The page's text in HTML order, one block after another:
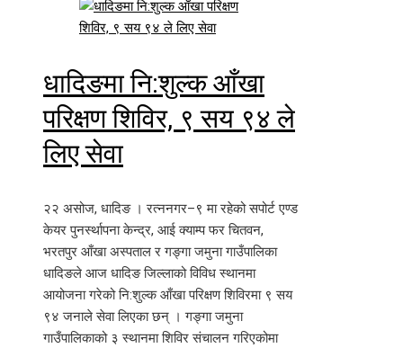
धादिङमा नि:शुल्क आँखा
परिक्षण शिविर, ९ सय ९४ ले
लिए सेवा
२२ असोज, धादिङ । रत्ननगर–९ मा रहेको सपोर्ट एण्ड
केयर पुनर्स्थापना केन्द्र, आई क्याम्प फर चितवन,
भरतपुर आँखा अस्पताल र गङ्गा जमुना गाउँपालिका
धादिङले आज धादिङ जिल्लाको विविध स्थानमा
आयोजना गरेको नि:शुल्क आँखा परिक्षण शिविरमा ९ सय
९४ जनाले सेवा लिएका छन् । गङ्गा जमुना
गाउँपालिकाको ३ स्थानमा शिविर संचालन गरिएकोमा